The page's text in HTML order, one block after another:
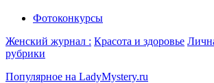
Фотоконкурсы
Женский журнал : Красота и здоровье
рубрики
Популярное на LadyMystery.ru